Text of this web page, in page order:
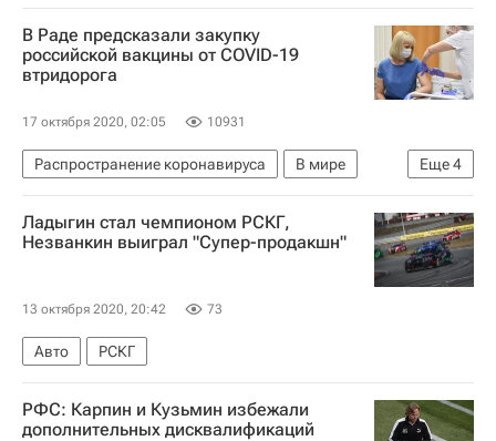
Пермский край
Пермь
Соликамск
КПРФ
Следственный комитет России (СК РФ)
В Раде предсказали закупку
российской вакцины от COVID-19
втридорога
17 октября 2020, 02:05 10931
Еще4
Распространение коронавируса
В мире
Европа
Евросоюз
Ситуация на Украине
Коронавирус COVID-19
Ладыгин стал чемпионом РСКГ,
Незванкин выиграл "Супер-продакшн"
13 октября 2020, 20:42 73
Авто РСКГ
РФС: Карпин и Кузьмин избежали
дополнительных дисквалификаций